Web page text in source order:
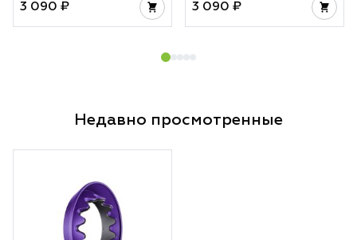
3 090 ₽ 3 090 ₽
Недавно просмотренные